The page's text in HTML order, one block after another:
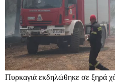
Πυρκαγιά εκδηλώθηκε σε ξηρά